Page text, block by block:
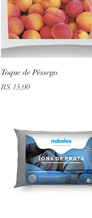
Toque de Pêssego
Preço
R$ 15,00